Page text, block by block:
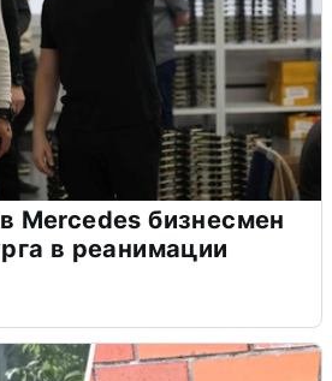
Mercedes бизнесмен
в реанимации